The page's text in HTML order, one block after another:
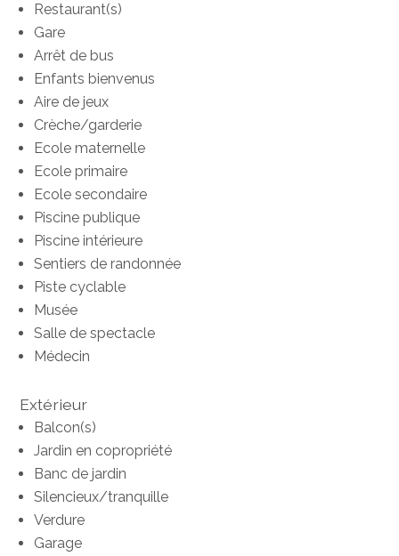
Restaurant(s)
Gare
Arrêt de bus
Enfants bienvenus
Aire de jeux
Crèche/garderie
Ecole maternelle
Ecole primaire
Ecole secondaire
Piscine publique
Piscine intérieure
Sentiers de randonnée
Piste cyclable
Musée
Salle de spectacle
Médecin
Extérieur
Balcon(s)
Jardin en copropriété
Banc de jardin
Silencieux/tranquille
Verdure
Garage